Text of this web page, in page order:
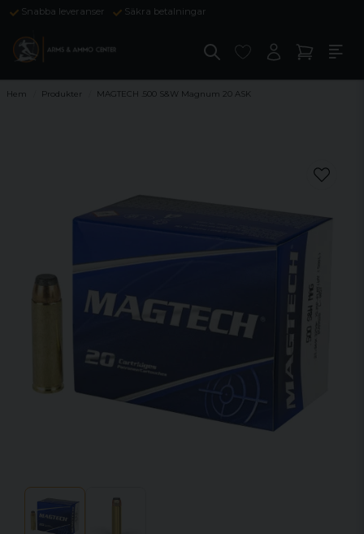
Snabba leveranser Säkra betalningar
Hem Produkter MAGTECH .500 S&W Magnum 20 ASK